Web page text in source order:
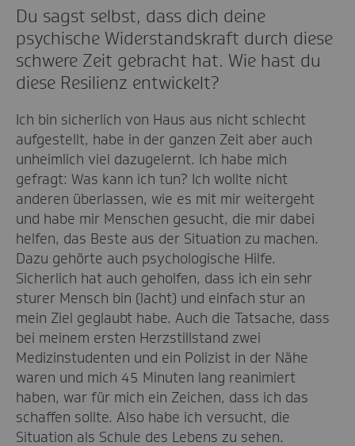
Du sagst selbst, dass dich deine
psychische Widerstandskraft durch diese
schwere Zeit gebracht hat. Wie hast du
diese Resilienz entwickelt?
Ich bin sicherlich von Haus aus nicht schlecht
aufgestellt, habe in der ganzen Zeit aber auch
unheimlich viel dazugelernt. Ich habe mich
gefragt: Was kann ich tun? Ich wollte nicht
anderen überlassen, wie es mit mir weitergeht
und habe mir Menschen gesucht, die mir dabei
helfen, das Beste aus der Situation zu machen.
Dazu gehörte auch psychologische Hilfe.
Sicherlich hat auch geholfen, dass ich ein sehr
sturer Mensch bin (lacht) und einfach stur an
mein Ziel geglaubt habe. Auch die Tatsache, dass
bei meinem ersten Herzstillstand zwei
Medizinstudenten und ein Polizist in der Nähe
waren und mich 45 Minuten lang reanimiert
haben, war für mich ein Zeichen, dass ich das
schaffen sollte. Also habe ich versucht, die
Situation als Schule des Lebens zu sehen.